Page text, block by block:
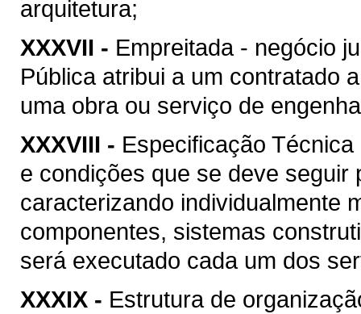
arquitetura;
XXXVII - Empreitada - negócio
Pública atribui a um contratado
uma obra ou serviço de
XXXVIII - Especificação
e condições que se deve seguir
caracterizando individualmente
componentes, sistemas
será executado cada um dos
XXXIX - Estrutura de